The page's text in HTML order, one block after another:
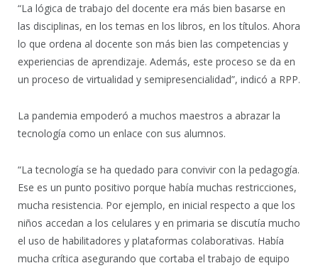
“La lógica de trabajo del docente era más bien basarse en
las disciplinas, en los temas en los libros, en los títulos. Ahora
lo que ordena al docente son más bien las competencias y
experiencias de aprendizaje. Además, este proceso se da en
un proceso de virtualidad y semipresencialidad”, indicó a RPP.
La pandemia empoderó a muchos maestros a abrazar la
tecnología como un enlace con sus alumnos.
“La tecnología se ha quedado para convivir con la pedagogía.
Ese es un punto positivo porque había muchas restricciones,
mucha resistencia. Por ejemplo, en inicial respecto a que los
niños accedan a los celulares y en primaria se discutía mucho
el uso de habilitadores y plataformas colaborativas. Había
mucha crítica asegurando que cortaba el trabajo de equipo